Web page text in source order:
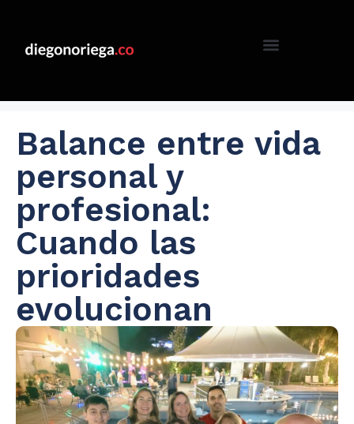
Balance entre vida
personal y
profesional:
Cuando las
prioridades
evolucionan